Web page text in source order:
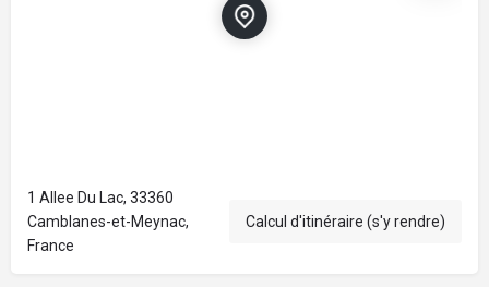
1 Allee Du Lac, 33360
Camblanes-et-Meynac,
France
Calcul d'itinéraire (s'y rendre)